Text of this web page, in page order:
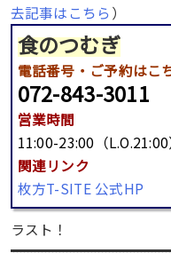
去記事はこちら ）
食のつむぎ
電話番号 ・ご予約はこ
072-843-3011
営業時間
11:00-23:00（L.O.21:00
関連リンク
枚方T-SITE 公式HP
ラスト！